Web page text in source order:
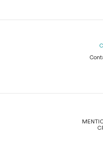
Légal